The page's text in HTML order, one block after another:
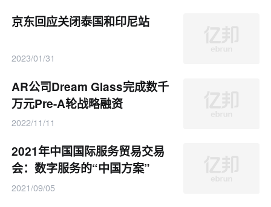
京东回应关闭泰国和印尼站
2023/01/31
AR公司Dream Glass完成数千
万元Pre-A轮战略融资
2022/11/11
2021年中国国际服务贸易交易
会：数字服务的“中国方案”
2021/09/05